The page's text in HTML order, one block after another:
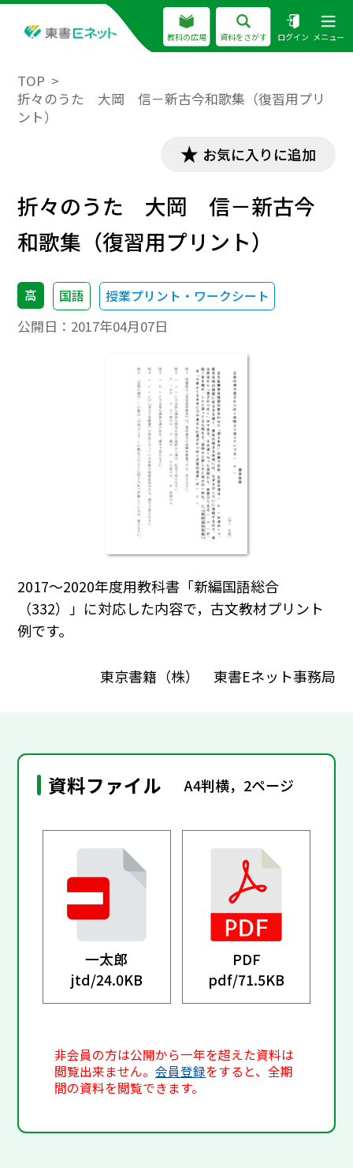
教科の広場 資料をさがす ログイン メニュー
TOP
折々のうた 大岡 信－新古今和歌集（復習用プリ
ント）
お気に入りに追加
折々のうた 大岡 信－新古今
和歌集（復習用プリント）
高 国語 授業プリント・ワークシート
公開日： 2017年04月07日
2017～2020年度用教科書「新編国語総合
（332）」に対応した内容で，古文教材プリント
例です。
東京書籍（株） 東書Eネット事務局
資料ファイル A4判横，2ページ
一太郎
jtd/24.0KB
PDF
pdf/71.5KB
非会員の方は公開から一年を超えた資料は
閲覧出来ません。会員登録をすると、全期
間の資料を閲覧できます。